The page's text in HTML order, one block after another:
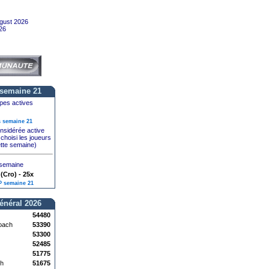
2026
21
actives
semaine 21
active
les joueurs
semaine)
- 25x
semaine 21
2026
54480
53390
53300
52485
51775
51675